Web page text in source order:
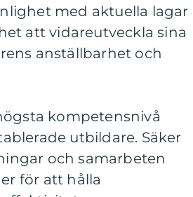
med aktuella lagar
att vidareutveckla sina
anställbarhet och
kompetensnivå
utbildare. Säker
och samarbeten
för att hålla